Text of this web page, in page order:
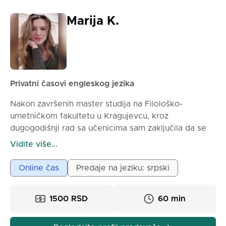
Vidimo se! Marija K.
Privatni časovi engleskog jezika
Nakon završenih master studija na Filološko-
umetničkom fakultetu u Kragujevcu, kroz
dugogodišnji rad sa učenicima sam zaključila da se
engleski jezik najbolje uči kroz konverzaciju. Zato se
možemo opušteno da pričamo i da tako gradimo sve
jezičke veštine (posebno vokabular i gramatiku).
biti pod stresom dok se uči engleski. Welcome!
Vidite više...
Online čas Predaje na jeziku: srpski
1500 RSD 60 min